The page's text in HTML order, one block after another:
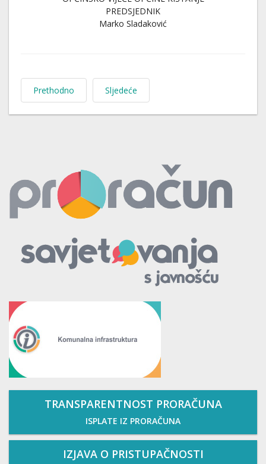
PREDSJEDNIK
Marko Sladaković
Prethodno Sljedeće
TRANSPARENTNOST PRORAČUNA
ISPLATE IZ PRORAČUNA
IZJAVA O PRISTUPAČNOSTI